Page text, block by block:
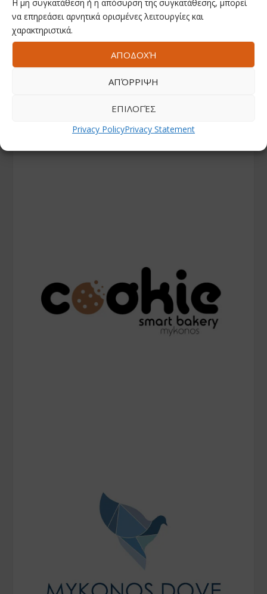
Η μη συγκατάθεση ή η απόσυρση της συγκατάθεσης, μπορεί
να επηρεάσει αρνητικά ορισμένες λειτουργίες και
χαρακτηριστικά.
ΑΠΟΔΟΧΉ
ΑΠΌΡΡΙΨΗ
ΕΠΙΛΟΓΈΣ
Privacy PolicyPrivacy Statement